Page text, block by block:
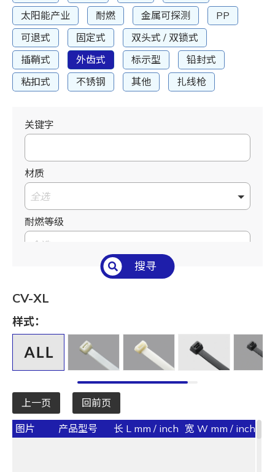
太阳能产业
耐燃 金属可探测
PP
可退式
固定式
双头式 / 双锁式
插鞘式
外齿式 标示型
铅封式
粘扣式
不锈钢 其他 扎线枪
关键字
材质
全选
耐燃等级
全选
全选
长 L mm / inch
宽 W mm / inch
全选
承受力 lbs/kgf/N
全选
搜寻
CV-XL
样式：
上一页 回前页
图片 产品型号 长 L mm / inch 宽 W mm / inch